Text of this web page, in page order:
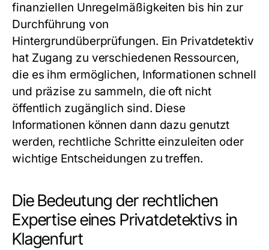
finanziellen Unregelmäßigkeiten bis hin zur
Durchführung von
Hintergrundüberprüfungen. Ein Privatdetektiv
hat Zugang zu verschiedenen Ressourcen,
die es ihm ermöglichen, Informationen schnell
und präzise zu sammeln, die oft nicht
öffentlich zugänglich sind. Diese
Informationen können dann dazu genutzt
werden, rechtliche Schritte einzuleiten oder
wichtige Entscheidungen zu treffen.
Die Bedeutung der rechtlichen
Expertise eines Privatdetektivs in
Klagenfurt